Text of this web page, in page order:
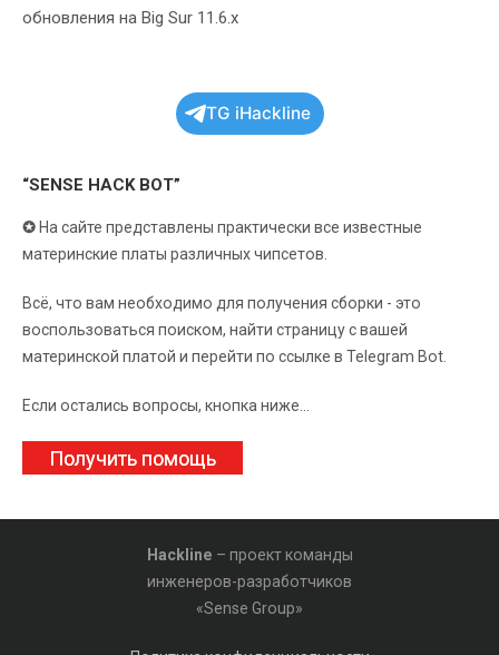
обновления на Big Sur 11.6.x
TG iHackline
“SENSE HACK BOT”
✪ На сайте представлены практически все известные
материнские платы различных чипсетов.
Всё, что вам необходимо для получения сборки - это
воспользоваться поиском, найти страницу с вашей
материнской платой и перейти по ссылке в Telegram Bot.
Если остались вопросы, кнопка ниже...
Получить помощь
Hackline – проект команды
инженеров-разработчиков
«Sense Group»